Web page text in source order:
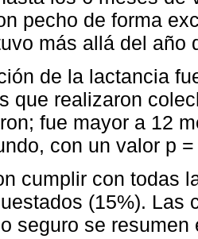
pecho de forma
más allá del año
de la lactancia
que realizaron
fue mayor a 12
con un valor p
cumplir con todas
(15%). Las
seguro se resumen